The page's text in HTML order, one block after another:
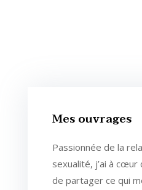
Mes ouvrages
Passionnée de la
sexualité, j’ai à
de partager ce qui